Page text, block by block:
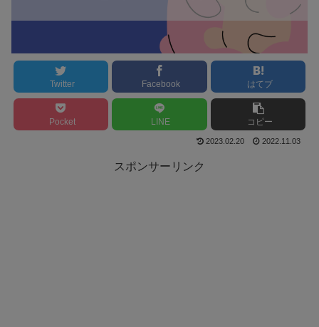
Twitter Facebook はてブ
Pocket LINE コピー
2023.02.20 2022.11.03
スポンサーリンク